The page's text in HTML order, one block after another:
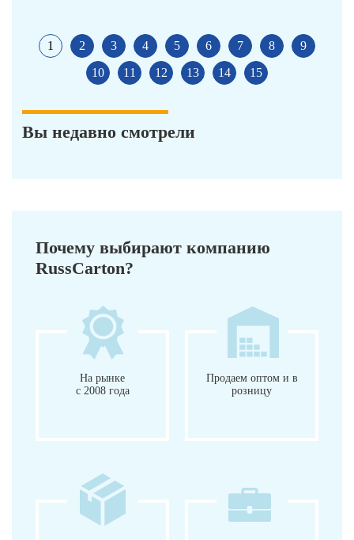
1 2 3 4 5 6 7 8
9
10
11 12 13 14 15
Вы недавно смотрели
Почему выбирают компанию
RussCarton?
На рынке
с 2008 года
Продаем оптом и в
розницу